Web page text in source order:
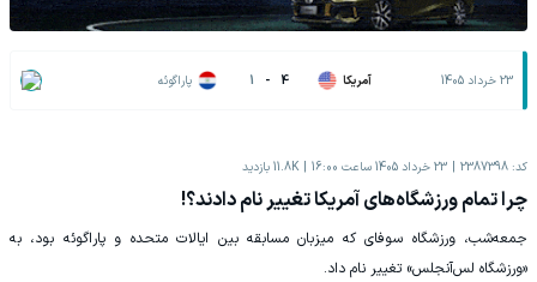
23 خرداد 1405 آمریکا 4
-
1 پاراگوئه
کد: 2387398 23 خرداد 1405 ساعت 16:00 11.8K بازدید
چرا تمام ورزشگاه‌های آمریکا تغییر نام دادند؟!
جمعه‌شب، ورزشگاه سوفای که میزبان مسابقه بین ایالات متحده و پاراگوئه بود، به
«ورزشگاه لس‌آنجلس» تغییر نام داد.